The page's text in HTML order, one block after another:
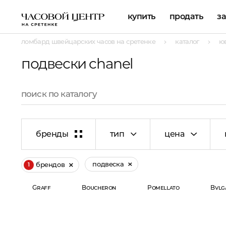
купить продать
ломбард швейцарских часов на сретенке каталог
подвески chanel
бренды тип цена
1 брендов подвеска
Graff Boucheron Pomellato